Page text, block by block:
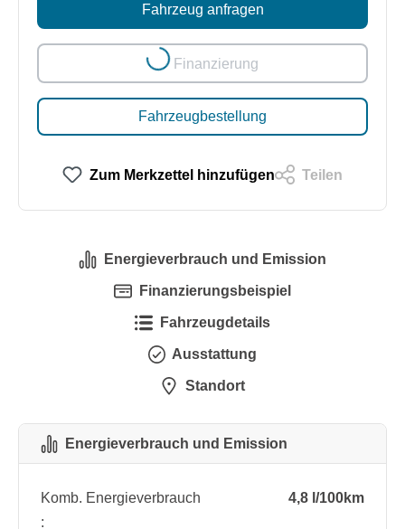
Fahrzeug anfragen
Loading...
Finanzierung
Fahrzeugbestellung
Zum Merkzettel hinzufügen Teilen
Energieverbrauch und Emission
Finanzierungsbeispiel
Fahrzeugdetails
Ausstattung
Standort
Energieverbrauch und Emission
Komb. Energieverbrauch
:
4,8 l/100km